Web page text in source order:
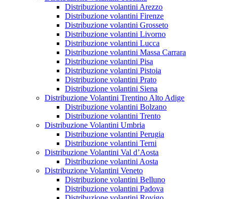
Distribuzione volantini Arezzo
Distribuzione volantini Firenze
Distribuzione volantini Grosseto
Distribuzione volantini Livorno
Distribuzione volantini Lucca
Distribuzione volantini Massa Carrara
Distribuzione volantini Pisa
Distribuzione volantini Pistoia
Distribuzione volantini Prato
Distribuzione volantini Siena
Distribuzione Volantini Trentino Alto Adige
Distribuzione volantini Bolzano
Distribuzione volantini Trento
Distribuzione Volantini Umbria
Distribuzione volantini Perugia
Distribuzione volantini Terni
Distribuzione Volantini Val d’Aosta
Distribuzione volantini Aosta
Distribuzione Volantini Veneto
Distribuzione volantini Belluno
Distribuzione volantini Padova